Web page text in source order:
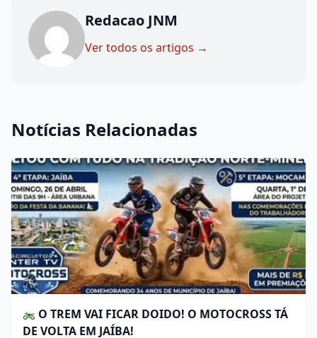
Redacao JNM
Ver todos os artigos →
Notícias Relacionadas
O TREM VAI FICAR DOIDO! O MOTOCROSS TÁ
DE VOLTA EM JAÍBA!